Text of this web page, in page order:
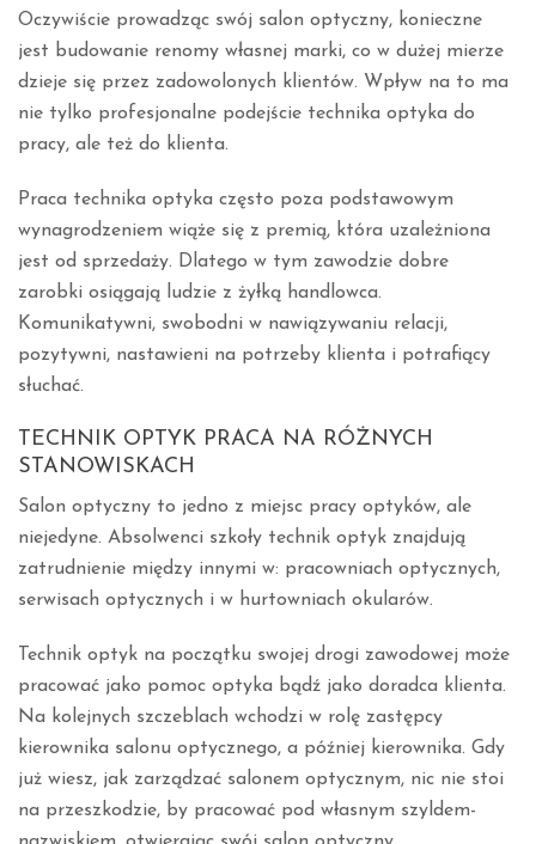
Oczywiście prowadząc swój salon optyczny, konieczne
jest budowanie renomy własnej marki, co w dużej mierze
dzieje się przez zadowolonych klientów. Wpływ na to ma
nie tylko profesjonalne podejście technika optyka do
pracy, ale też do klienta.
Praca technika optyka często poza podstawowym
wynagrodzeniem wiąże się z premią, która uzależniona
jest od sprzedaży. Dlatego w tym zawodzie dobre
zarobki osiągają ludzie z żyłką handlowca.
Komunikatywni, swobodni w nawiązywaniu relacji,
pozytywni, nastawieni na potrzeby klienta i potrafiący
słuchać.
TECHNIK OPTYK PRACA NA RÓŻNYCH
STANOWISKACH
Salon optyczny to jedno z miejsc pracy optyków, ale
niejedyne. Absolwenci szkoły technik optyk znajdują
zatrudnienie między innymi w: pracowniach optycznych,
serwisach optycznych i w hurtowniach okularów.
Technik optyk na początku swojej drogi zawodowej może
pracować jako pomoc optyka bądź jako doradca klienta.
Na kolejnych szczeblach wchodzi w rolę zastępcy
kierownika salonu optycznego, a później kierownika. Gdy
już wiesz, jak zarządzać salonem optycznym, nic nie stoi
na przeszkodzie, by pracować pod własnym szyldem-